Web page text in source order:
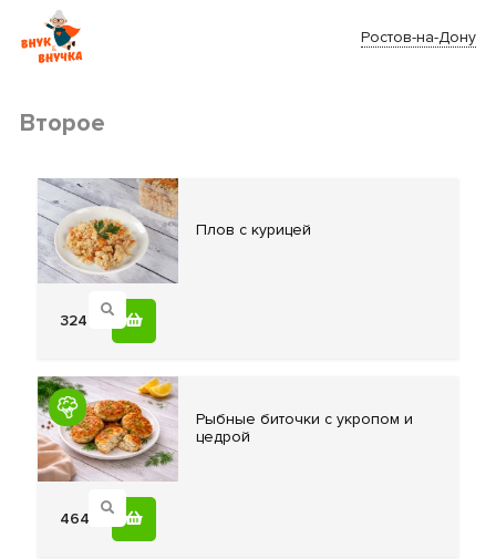
Ростов-на-Дону
Второе
Плов скурицей
324
Рыбные биточки с укропом и
цедрой
464